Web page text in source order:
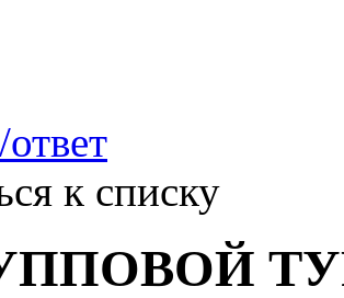
к списку
ТУР